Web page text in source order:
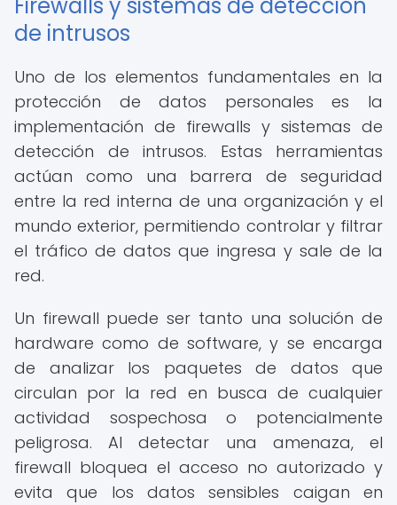
de intrusos
Uno de los elementos fundamentales en la
protección de datos personales es la
implementación de firewalls y sistemas de
detección de intrusos. Estas herramientas
actúan como una barrera de seguridad
entre la red interna de una organización y el
mundo exterior, permitiendo controlar y filtrar
el tráfico de datos que ingresa y sale de la
red.
Un firewall puede ser tanto una solución de
hardware como de software, y se encarga
de analizar los paquetes de datos que
circulan por la red en busca de cualquier
actividad sospechosa o potencialmente
peligrosa. Al detectar una amenaza, el
firewall bloquea el acceso no autorizado y
evita que los datos sensibles caigan en